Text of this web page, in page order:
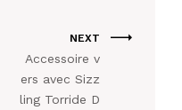
NEXT
Accessoire v
ers avec Sizz
ling Torride D